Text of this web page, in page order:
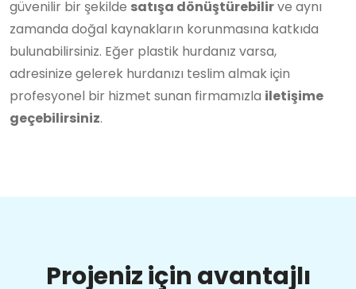
güvenilir bir şekilde satışa dönüştürebilirve aynı
zamanda doğal kaynakların korunmasına katkıda
bulunabilirsiniz. Eğer plastik hurdanız varsa,
adresinize gelerek hurdanızı teslim almak için
profesyonel bir hizmet sunan firmamızla iletişime
geçebilirsiniz.
Projeniz için avantajlı